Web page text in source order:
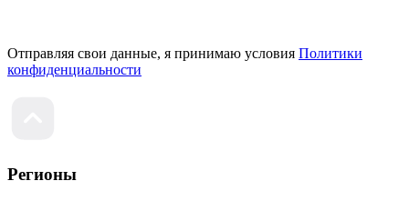
Отправляя свои данные, я принимаю условия Политики
конфиденциальности
Регионы